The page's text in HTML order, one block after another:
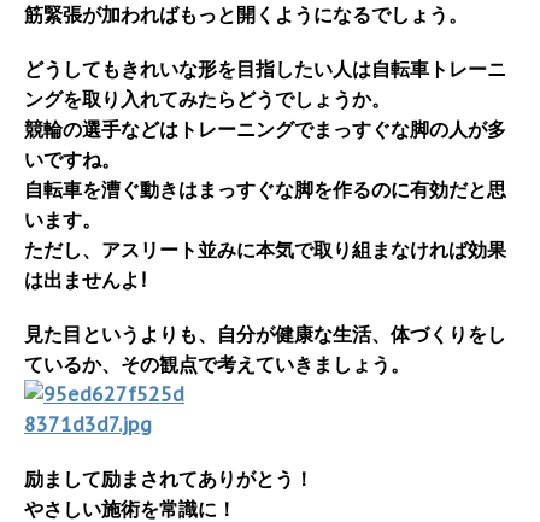
筋緊張が加わればもっと開くようになるでしょう。
どうしてもきれいな形を目指したい人は自転車トレーニ
ングを取り入れてみたらどうでしょうか。
競輪の選手などはトレーニングでまっすぐな脚の人が多
いですね。
自転車を漕ぐ動きはまっすぐな脚を作るのに有効だと思
います。
ただし、アスリート並みに本気で取り組まなければ効果
は出ませんよ!
見た目というよりも、自分が健康な生活、体づくりをし
ているか、その観点で考えていきましょう。
励まして励まされてありがとう！
やさしい施術を常識に！